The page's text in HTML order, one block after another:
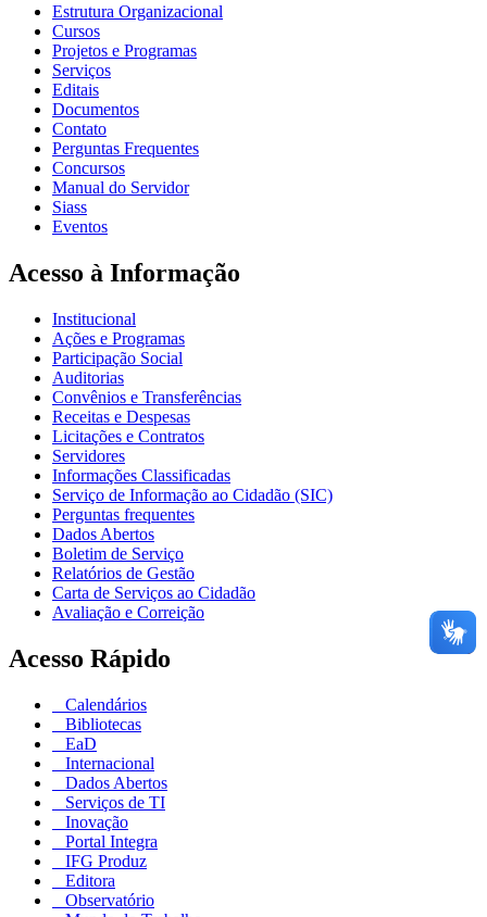
Estrutura Organizacional
Cursos
Projetos e Programas
Serviços
Editais
Documentos
Contato
Perguntas Frequentes
Concursos
Manual do Servidor
Siass
Eventos
Acesso à Informação
Institucional
Ações e Programas
Participação Social
Auditorias
Convênios e Transferências
Receitas e Despesas
Licitações e Contratos
Servidores
Informações Classificadas
Serviço de Informação ao Cidadão (SIC)
Perguntas frequentes
Dados Abertos
Boletim de Serviço
Relatórios de Gestão
Carta de Serviços ao Cidadão
Avaliação e Correição
Acesso Rápido
Calendários
Bibliotecas
EaD
Internacional
Dados Abertos
Serviços de TI
Inovação
Portal Integra
IFG Produz
Editora
Observatório